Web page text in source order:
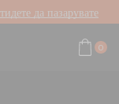
да пазарувате
0